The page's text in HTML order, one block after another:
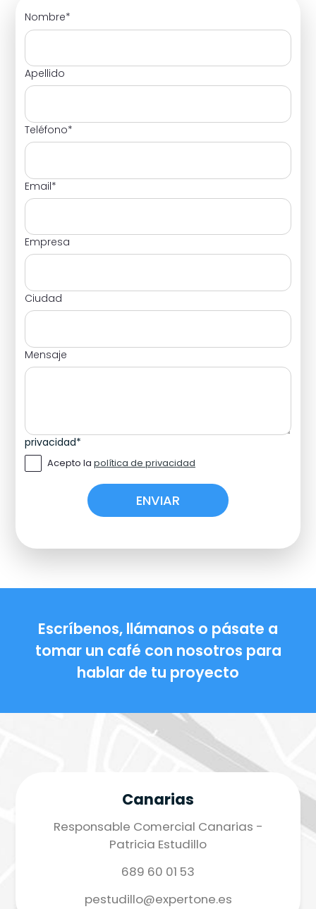
Nombre*
Apellido
Teléfono*
Email*
Empresa
Ciudad
Mensaje
privacidad*
Acepto la política de privacidad
Escríbenos, llámanos o pásate a
tomar un café con nosotros para
hablar de tu proyecto
Canarias
Responsable Comercial Canarias -
Patricia Estudillo
689 60 01 53
pestudillo@expertone.es